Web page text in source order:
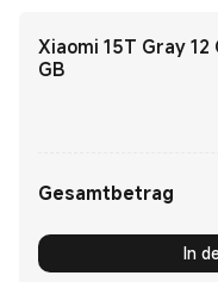
Xiaomi 15T Gray 12
GB
Gesamtbetrag
In